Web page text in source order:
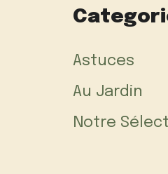
Astuces
Au Jardin
Notre